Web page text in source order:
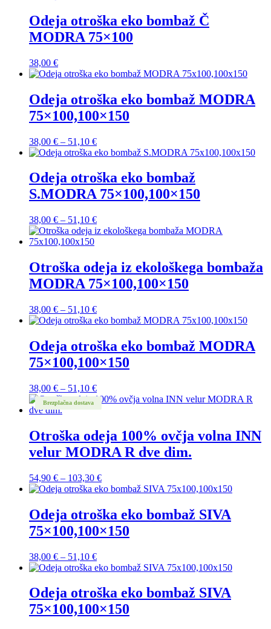
38,00 €
do
51,10 €
Odeja otroška eko bombaž Č
MODRA 75×100
38,00 €
Odeja otroška eko bombaž MODRA
75×100,100×150
38,00 € – 51,10 €Cenovni
razpon:
38,00 €
do
51,10 €
Odeja otroška eko bombaž
S.MODRA 75×100,100×150
38,00 € – 51,10 €Cenovni
razpon:
do
51,10 €
Otroška odeja iz ekološkega bombaža
MODRA 75×100,100×150
38,00 € – 51,10 €Cenovni
razpon:
38,00 €
do
51,10 €
Odeja otroška eko bombaž MODRA
75×100,100×150
38,00 € – 51,10 €Cenovni
razpon:
od
do
51,10 €
Brezplačna dostava
Otroška odeja 100% ovčja volna INN
velur MODRA R dve dim.
54,90 € – 103,30 €Cenovni
razpon:
54,90 €
do
103,30 €
Odeja otroška eko bombaž SIVA
75×100,100×150
38,00 € – 51,10 €Cenovni
razpon:
38,00 €
do
51,10 €
Odeja otroška eko bombaž SIVA
75×100,100×150